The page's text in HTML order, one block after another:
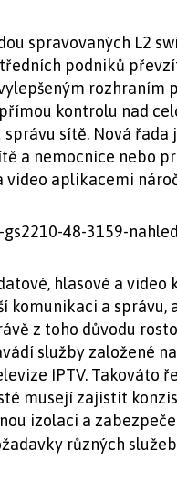
spravovaných L2
podniků
rozhraním
kontrolu nad
správu sítě. Nová
a nemocnice nebo
video aplikacemi
hlasové a
komunikaci a správu,
z toho důvodu
služby založené
IPTV. Takováto
musejí zajistit
izolaci a
různých